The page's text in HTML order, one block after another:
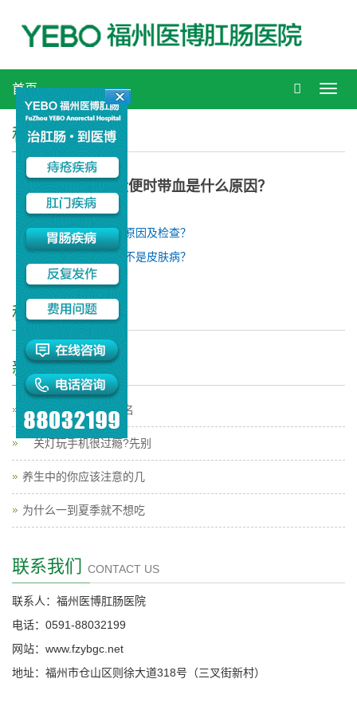
首页
科普知识
女性大便时带血是什么原因？
上一篇：引起便血的原因及检查？
肛门骚痒是不是皮肤病？
科普知识
新闻中心
福州看肛肠的医院排名
关灯玩手机很过瘾?先别
养生中的你应该注意的几
为什么一到夏季就不想吃
联系我们 CONTACT US
联系人：福州医博肛肠医院
电话：0591-88032199
网站：www.fzybgc.net
地址：福州市仓山区则徐大道318号（三叉街新村）